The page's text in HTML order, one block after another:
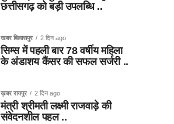
छत्तीसगढ़ को बड़ी उपलब्धि ..
खबर बिलासपुर 2 दिन ago
सिम्स में पहली बार 78 वर्षीय महिला
के अंडाशय कैंसर की सफल सर्जरी ..
ख़बर रायपुर 2 दिन ago
मंत्री श्रीमती लक्ष्मी राजवाड़े की
संवेदनशील पहल ..